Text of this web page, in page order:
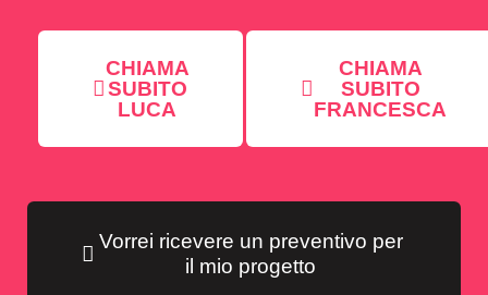
CHIAMA
SUBITO
LUCA
CHIAMA
SUBITO
FRANCESCA
Vorrei ricevere un preventivo per
il mio progetto